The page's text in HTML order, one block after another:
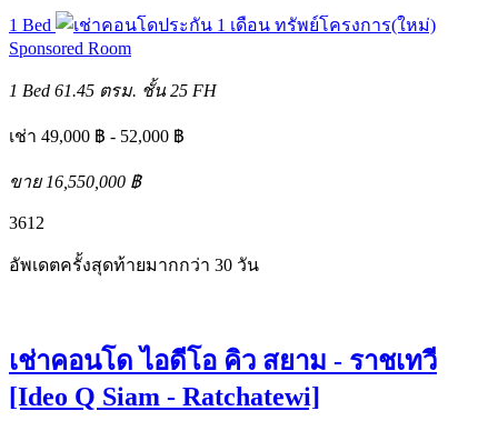
1 Bed
ทรัพย์โครงการ(ใหม่)
Sponsored Room
1 Bed 61.45 ตรม. ชั้น 25 FH
เช่า 49,000 ฿ - 52,000 ฿
ขาย 16,550,000 ฿
3612
อัพเดตครั้งสุดท้ายมากกว่า 30 วัน
เช่าคอนโด ไอดีโอ คิว สยาม - ราชเทวี
[Ideo Q Siam - Ratchatewi]